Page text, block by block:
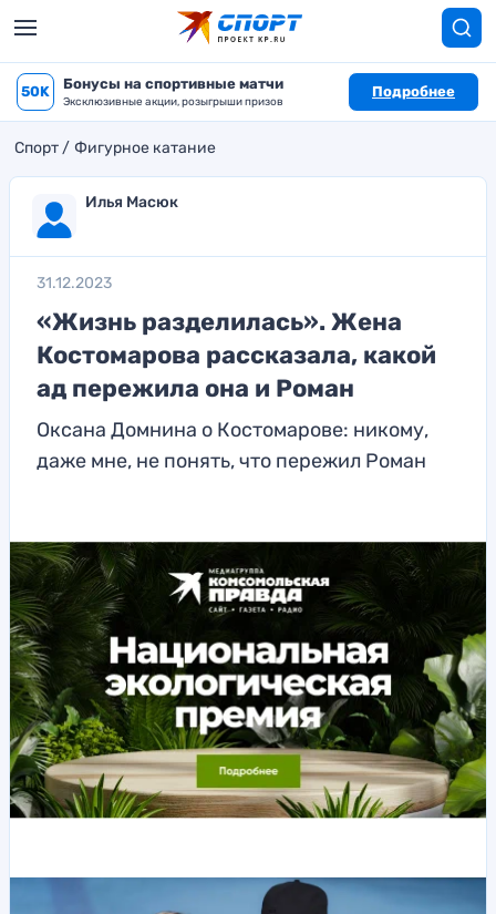
50K Бонусы на спортивные матчи
Эксклюзивные акции, розыгрыши призов
Подробнее
Спорт Фигурное катание
Илья Масюк
31.12.2023
«Жизнь разделилась». Жена
Костомарова рассказала, какой
ад пережила она и Роман
Оксана Домнина о Костомарове: никому,
даже мне, не понять, что пережил Роман